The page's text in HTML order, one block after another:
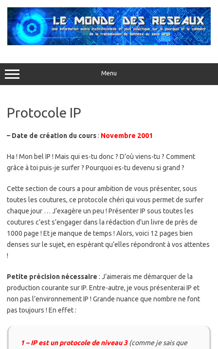
contenu
Menu
Protocole IP
– Date de création du cours: Novembre 2001
Ha ! Mon bel IP ! Mais qui es-tu donc ? D’où viens-tu ? Comment
grâce à toi puis-je surfer ? Pourquoi es-tu devenu si grand ?
Cette section de cours a pour ambition de vous présenter, sous
toutes les coutures, ce protocole chéri qui vous permet de surfer
chaque jour … J’exagère un peu ! Présenter IP sous toutes les
coutures c’est s’engager dans la rédaction d’un livre de près de
1000 page ! Et je manque de temps ! Alors, voici 12 pages bien
denses sur le sujet, en espèrant qu’elles répondront à vos attentes
!
Petite précision nécessaire : J’aimerais me démarquer de la
production courante sur IP. Entre-autre, je vous présenterai IP et
non pas l’environnement IP ! Grande nuance que nombre ne font
pas toujours ! En effet :
1 – IP est un protocole de niveau 3(comme je sais que